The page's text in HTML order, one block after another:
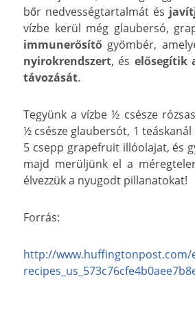
bőr nedvességtartalmát és
vízbe kerül még glaubersó,
immunerősítő gyömbér,
nyirokrendszert, és elősegítik
távozását.
Tegyünk a vízbe ½ csésze
½ csésze glaubersót, 1
5 csepp grapefruit illóolajat, és
majd merüljünk el a
élvezzük a nyugodt pillanatokat!
Forrás:
http://